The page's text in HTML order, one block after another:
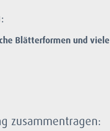
Blätterformen und viele
zusammentragen: